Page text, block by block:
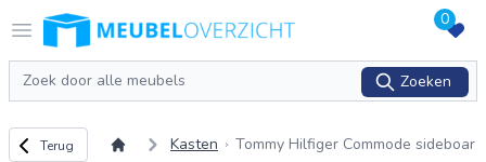
Open menu
Logo Meubeloverzicht.nl 0
Zoeken
Zoeken
Terug naar overzicht
Terug Kasten
Tommy Hilfiger Commode sideboar